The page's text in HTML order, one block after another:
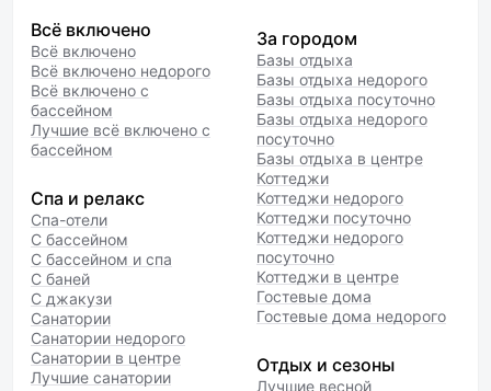
Всё включено
Всё включено
Всё включено недорого
Всё включено с
бассейном
Лучшие всё включено с
бассейном
Спа и релакс
Спа-отели
С бассейном
С бассейном и спа
С баней
С джакузи
Санатории
Санатории недорого
Санатории в центре
Лучшие санатории
За городом
Базы отдыха
Базы отдыха недорого
Базы отдыха посуточно
Базы отдыха недорого
посуточно
Базы отдыха в центре
Коттеджи
Коттеджи недорого
Коттеджи посуточно
Коттеджи недорого
посуточно
Коттеджи в центре
Гостевые дома
Гостевые дома недорого
Отдых и сезоны
Лучшие весной